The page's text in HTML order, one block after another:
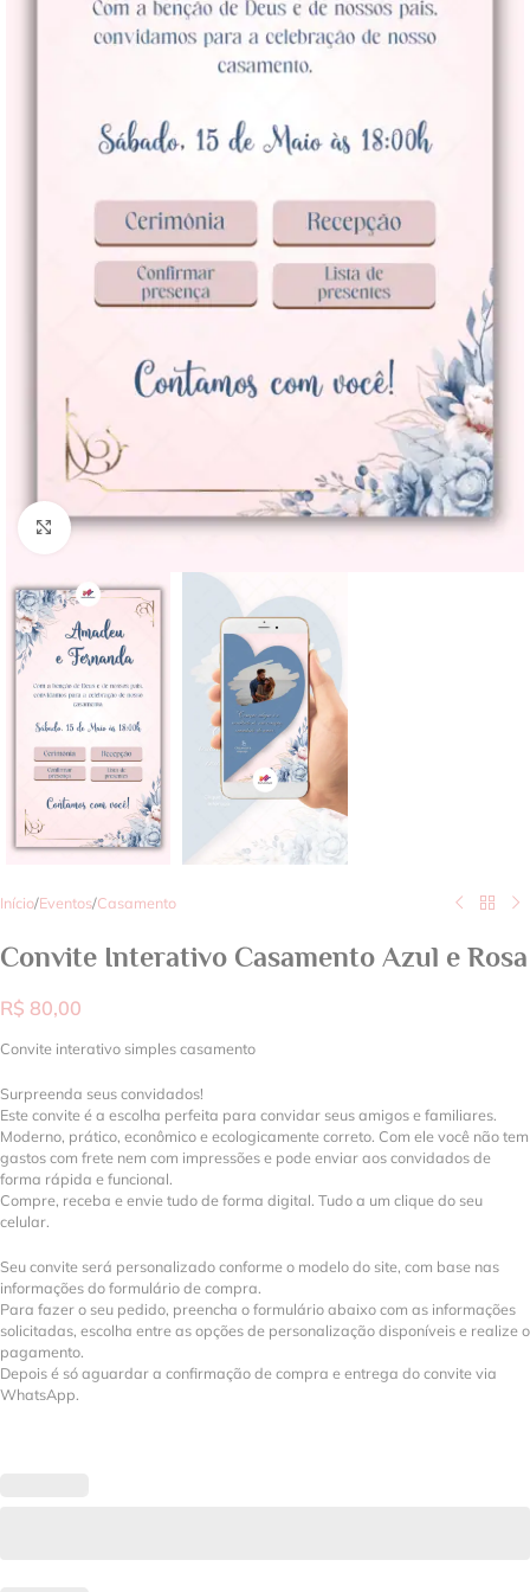
Clique para ampliar
Início/Eventos/Casamento
Convite Interativo Casamento Azul e Rosa
R$ 80,00
Convite interativo simples casamento
Surpreenda seus convidados!
Este convite é a escolha perfeita para convidar seus amigos e familiares.
Moderno, prático, econômico e ecologicamente correto. Com ele você não tem
gastos com frete nem com impressões e pode enviar aos convidados de
forma rápida e funcional.
Compre, receba e envie tudo de forma digital. Tudo a um clique do seu
celular.
Seu convite será personalizado conforme o modelo do site, com base nas
informações do formulário de compra.
Para fazer o seu pedido, preencha o formulário abaixo com as informações
solicitadas, escolha entre as opções de personalização disponíveis e realize o
pagamento.
Depois é só aguardar a confirmação de compra e entrega do convite via
WhatsApp.